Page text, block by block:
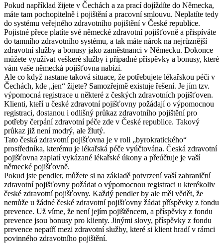
Pokud například žijete v Čechách a za prací dojíždíte do Německa,
máte tam pochopitelně i pojištění a pracovní smlouvu. Neplatíte tedy
do systému veřejného zdravotního pojištění v České republice.
Pojistné přece platíte své německé zdravotní pojišťovně a přispíváte
do tamního zdravotního systému, a tak máte nárok na nejrůznější
zdravotní služby a bonusy jako zaměstnanci v Německu. Dokonce
můžete využívat veškeré služby i případné příspěvky a bonusy, které
vám vaše německá pojišťovna nabízí.
Ale co když nastane taková situace, že potřebujete lékařskou péči v
Čechách, kde „jen“ žijete? Samozřejmě existuje řešení. Je jím tzv.
výpomocná registrace u některé z českých zdravotních pojišťoven.
Klienti, kteří u české zdravotní pojišťovny požádají o výpomocnou
registraci, dostanou i odlišný průkaz zdravotního pojištění pro
potřeby čerpání zdravotní péče zde v České republice. Takový
průkaz již není modrý, ale žlutý.
Tato česká zdravotní pojišťovna je v roli „byrokratického“
prostředníka, kterému je lékařská péče vyúčtována. Česká zdravotní
pojišťovna zaplatí vykázané lékařské úkony a přeúčtuje je vaší
německé pojišťovně.
Pokud jste pendler, můžete si na základě potvrzení vaší zahraniční
zdravotní pojišťovny požádat o výpomocnou registraci u kterékoliv
české zdravotní pojišťovny. Každý pendler by ale měl vědět, že
nemůže u žádné české zdravotní pojišťovny žádat příspěvky z fondu
prevence. Už víme, že není jejím pojištěncem, a příspěvky z fondu
prevence jsou bonusy pro klienty. Jinými slovy, příspěvky z fondu
prevence nepatří mezi zdravotní služby, které si klient hradí v rámci
povinného zdravotního pojištění.